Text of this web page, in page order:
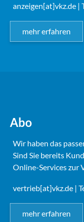
anzeigen[at]vkz.de |
mehr erfahren
Abo
Wir haben das
Sind Sie bereits
Online-Services zur
vertrieb[at]vkz.de |
mehr erfahren